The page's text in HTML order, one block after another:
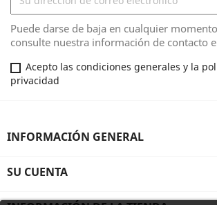
Puede darse de baja en cualquier
consulte nuestra información de contacto
Acepto las condiciones generales y la
privacidad
INFORMACIÓN GENERAL
SU CUENTA